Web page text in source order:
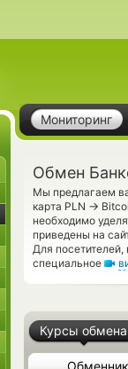
Мониторинг
Обмен
Мы предлагаем
карта PLN →
необходимо
приведены на
Для
специальное
Курсы обмена
Обменник